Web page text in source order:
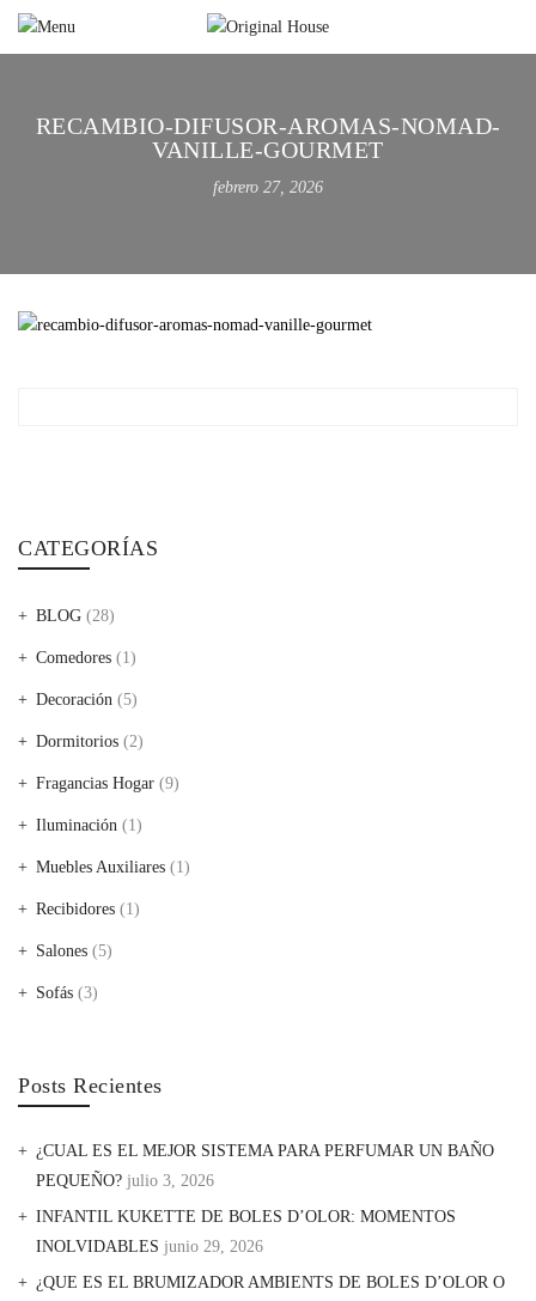
RECAMBIO-DIFUSOR-AROMAS-NOMAD-
VANILLE-GOURMET
febrero 27, 2026
CATEGORÍAS
BLOG (28)
Comedores (1)
Decoración (5)
Dormitorios (2)
Fragancias Hogar (9)
Iluminación (1)
Muebles Auxiliares (1)
Recibidores (1)
Salones (5)
Sofás (3)
Posts Recientes
¿CUAL ES EL MEJOR SISTEMA PARA PERFUMAR UN BAÑO
PEQUEÑO? julio 3, 2026
INFANTIL KUKETTE DE BOLES D’OLOR: MOMENTOS
INOLVIDABLES junio 29, 2026
¿QUE ES EL BRUMIZADOR AMBIENTS DE BOLES D’OLOR O